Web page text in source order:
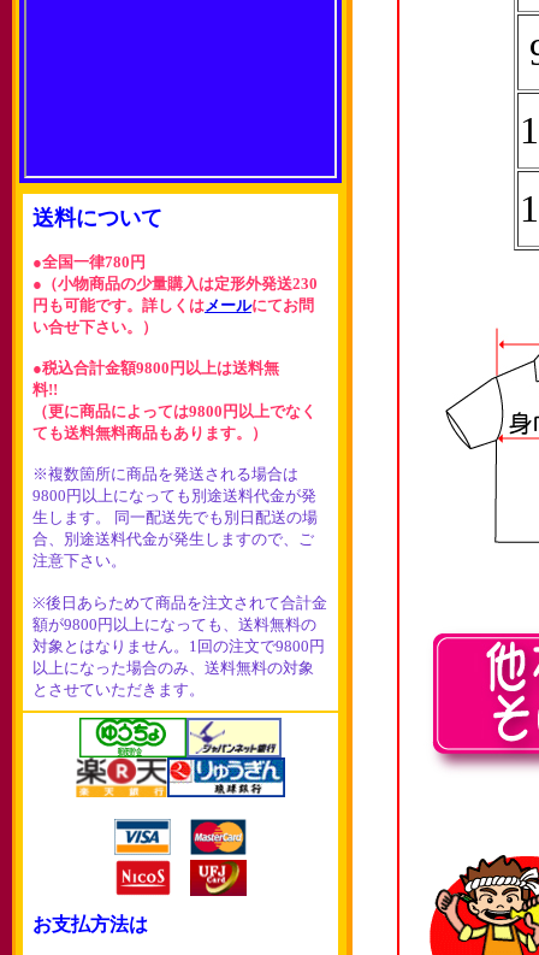
送料について
●全国一律780円
●（小物商品の少量購入は定形外発送230
円も可能です。詳しくはメールにてお問
い合せ下さい。）
●税込合計金額9800円以上は送料無
料!!
（更に商品によっては9800円以上でなく
ても送料無料商品もあります。）
※複数箇所に商品を発送される場合は
9800円以上になっても別途送料代金が発
生します。 同一配送先でも別日配送の場
合、別途送料代金が発生しますので、ご
注意下さい。
※後日あらためて商品を注文されて合計金
額が9800円以上になっても、送料無料の
対象とはなりません。1回の注文で9800円
以上になった場合のみ、送料無料の対象
とさせていただきます。
お支払方法は